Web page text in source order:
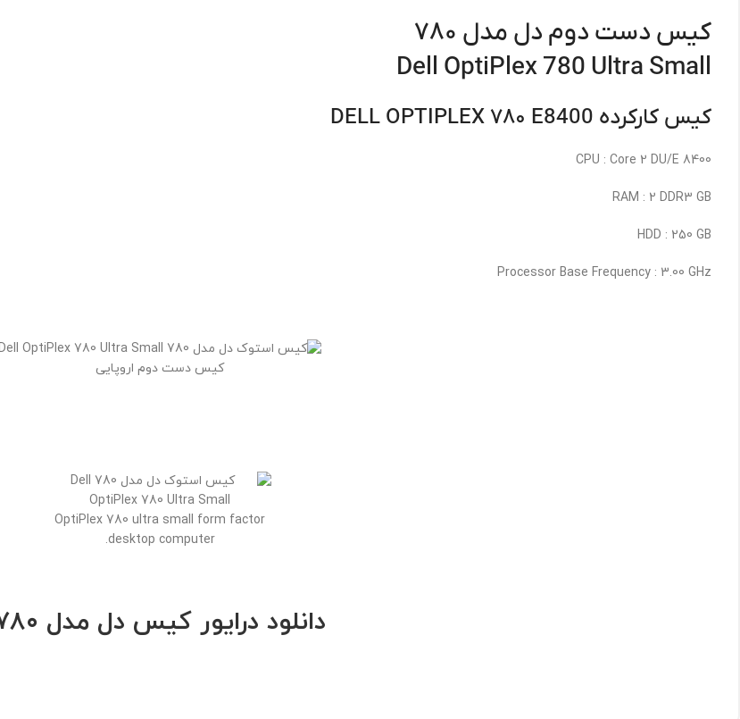
کیس دست دوم دل مدل ۷۸۰
Dell OptiPlex 780 Ultra Small
کیس کارکرده DELL OPTIPLEX ۷۸۰ E8400
CPU : Core 2 DU/E 8400
RAM : 2 DDR3 GB
HDD : 250 GB
Processor Base Frequency : 3.00 GHz
کیس دست دوم اروپایی
OptiPlex 780 ultra small form factor
desktop computer.
دانلود درایور کیس دل مدل ۷۸۰